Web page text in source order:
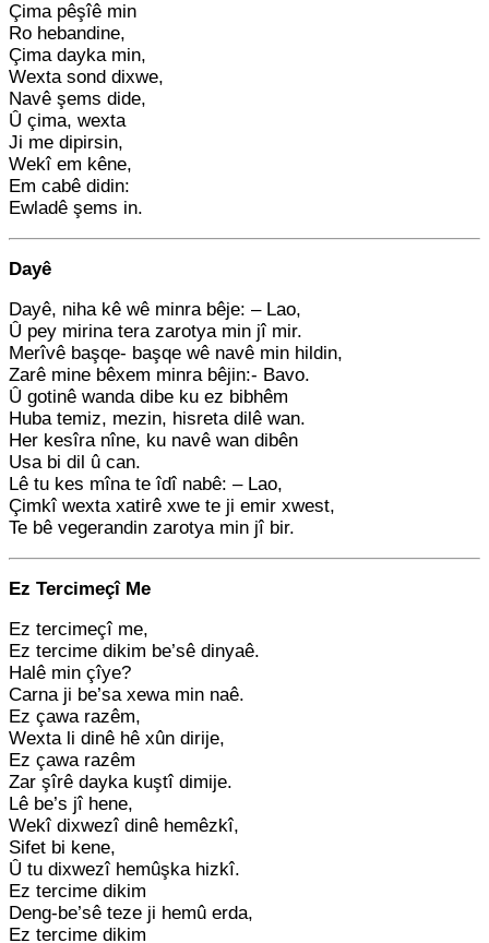
Çima pêşîê min
Ro hebandine,
Çima dayka min,
Wexta sond dixwe,
Navê şems dide,
Û çima, wexta
Ji me dipirsin,
Wekî em kêne,
Em cabê didin:
Ewladê şems in.
Dayê
Dayê, niha kê wê minra bêje: – Lao,
Û pey mirina tera zarotya min jî mir.
Merîvê başqe- başqe wê navê min hildin,
Zarê mine bêxem minra bêjin:- Bavo.
Û gotinê wanda dibe ku ez bibhêm
Huba temiz, mezin, hisreta dilê wan.
Her kesîra nîne, ku navê wan dibên
Usa bi dil û can.
Lê tu kes mîna te îdî nabê: – Lao,
Çimkî wexta xatirê xwe te ji emir xwest,
Te bê vegerandin zarotya min jî bir.
Ez Tercimeçî Me
Ez tercimeçî me,
Ez tercime dikim be’sê dinyaê.
Halê min çîye?
Carna ji be’sa xewa min naê.
Ez çawa razêm,
Wexta li dinê hê xûn dirije,
Ez çawa razêm
Zar şîrê dayka kuştî dimije.
Lê be’s jî hene,
Wekî dixwezî dinê hemêzkî,
Sifet bi kene,
Û tu dixwezî hemûşka hizkî.
Ez tercime dikim
Deng-be’sê teze ji hemû erda,
Ez tercime dikim